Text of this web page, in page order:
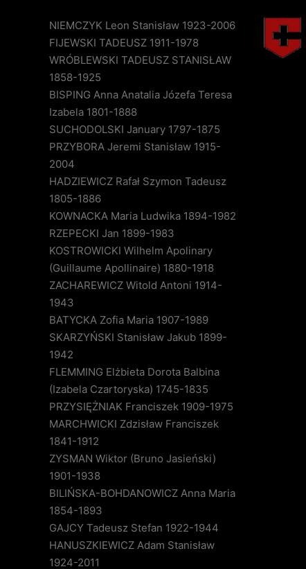
NIEMCZYK Leon Stanisław 1923-2006
FIJEWSKI TADEUSZ 1911-1978
WRÓBLEWSKI TADEUSZ STANISŁAW
1858-1925
BISPING Anna Anatalia Józefa Teresa
Izabela 1801-1888
SUCHODOLSKI January 1797-1875
PRZYBORA Jeremi Stanisław 1915-
2004
HADZIEWICZ Rafał Szymon Tadeusz
1805-1886
KOWNACKA Maria Ludwika 1894-1982
RZEPECKI Jan 1899-1983
KOSTROWICKI Wilhelm Apolinary
(Guillaume Apollinaire) 1880-1918
ZACHAREWICZ Witold Antoni 1914-
1943
BATYCKA Zofia Maria 1907-1989
SKARZYŃSKI Stanisław Jakub 1899-
1942
FLEMMING Elżbieta Dorota Balbina
(Izabela Czartoryska) 1745-1835
PRZYSIĘŻNIAK Franciszek 1909-1975
MARCHWICKI Zdzisław Franciszek
1841-1912
ZYSMAN Wiktor (Bruno Jasieński)
1901-1938
BILIŃSKA-BOHDANOWICZ Anna Maria
1854-1893
GAJCY Tadeusz Stefan 1922-1944
HANUSZKIEWICZ Adam Stanisław
1924-2011